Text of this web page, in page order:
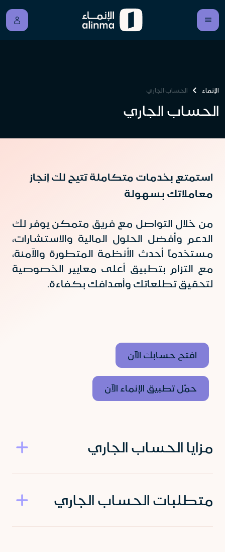
الإنماء الحساب الجاري
الحساب الجاري
استمتع بخدمات متكاملة تتيح لك إنجاز
معاملاتك بسهولة
من خلال التواصل مع فريق متمكن يوفر لك
الدعم وأفضل الحلول المالية والاستشارات،
مستخدماً أحدث الأنظمة المتطورة والآمنة،
مع التزام بتطبيق أعلى معايير الخصوصية
لتحقيق تطلعاتك وأهدافك بكفاءة.
افتح حسابك الآن
حمّل تطبيق الإنماء الآن
مزايا الحساب الجاري
متطلبات الحساب الجاري